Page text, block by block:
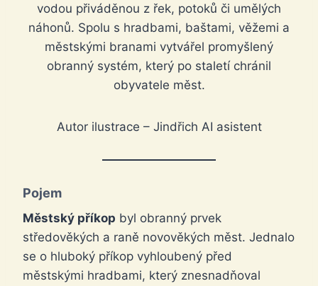
vodou přiváděnou z řek, potoků či umělých
náhonů. Spolu s hradbami, baštami, věžemi a
městskými branami vytvářel promyšlený
obranný systém, který po staletí chránil
obyvatele měst.
Autor ilustrace – Jindřich AI asistent
Pojem
Městský příkop byl obranný prvek
středověkých a raně novověkých měst. Jednalo
se o hluboký příkop vyhloubený před
městskými hradbami, který znesnadňoval